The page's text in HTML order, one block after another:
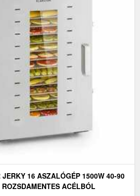
16 ASZALÓGÉP 1500W 40-90
ACÉLBÓL